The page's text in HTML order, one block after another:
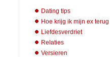
Dating tips
Hoe krijg ik mijn ex terug
Liefdesverdriet
Relaties
Versieren